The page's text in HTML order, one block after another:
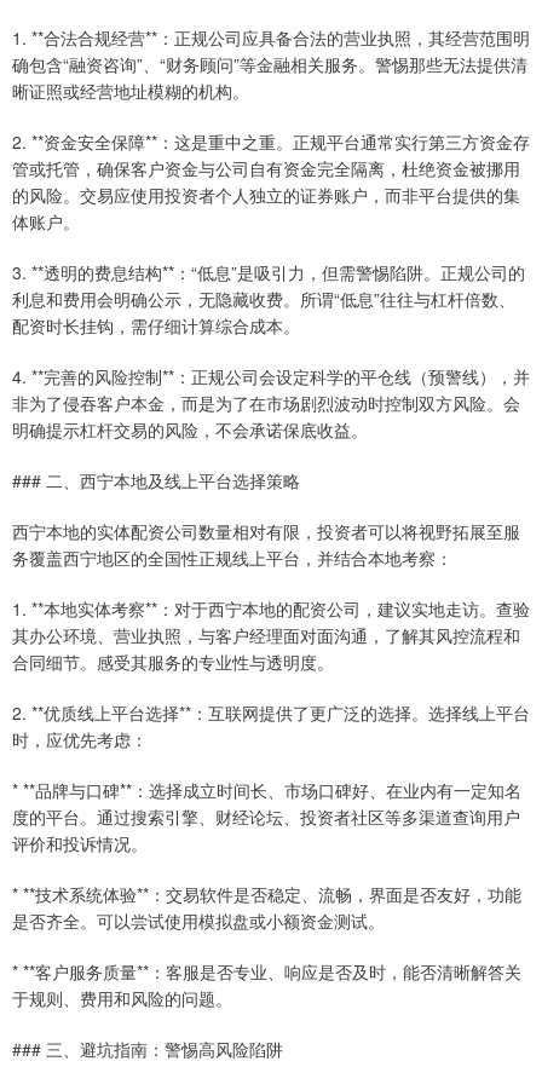
1. **合法合规经营**：正规公司应具备合法的营业执照，其经营范围明
确包含“融资咨询”、“财务顾问”等金融相关服务。警惕那些无法提供清
晰证照或经营地址模糊的机构。
2. **资金安全保障**：这是重中之重。正规平台通常实行第三方资金存
管或托管，确保客户资金与公司自有资金完全隔离，杜绝资金被挪用
的风险。交易应使用投资者个人独立的证券账户，而非平台提供的集
体账户。
3. **透明的费息结构**：“低息”是吸引力，但需警惕陷阱。正规公司的
利息和费用会明确公示，无隐藏收费。所谓“低息”往往与杠杆倍数、
配资时长挂钩，需仔细计算综合成本。
4. **完善的风险控制**：正规公司会设定科学的平仓线（预警线），并
非为了侵吞客户本金，而是为了在市场剧烈波动时控制双方风险。会
明确提示杠杆交易的风险，不会承诺保底收益。
### 二、西宁本地及线上平台选择策略
西宁本地的实体配资公司数量相对有限，投资者可以将视野拓展至服
务覆盖西宁地区的全国性正规线上平台，并结合本地考察：
1. **本地实体考察**：对于西宁本地的配资公司，建议实地走访。查验
其办公环境、营业执照，与客户经理面对面沟通，了解其风控流程和
合同细节。感受其服务的专业性与透明度。
2. **优质线上平台选择**：互联网提供了更广泛的选择。选择线上平台
时，应优先考虑：
* **品牌与口碑**：选择成立时间长、市场口碑好、在业内有一定知名
度的平台。通过搜索引擎、财经论坛、投资者社区等多渠道查询用户
评价和投诉情况。
* **技术系统体验**：交易软件是否稳定、流畅，界面是否友好，功能
是否齐全。可以尝试使用模拟盘或小额资金测试。
* **客户服务质量**：客服是否专业、响应是否及时，能否清晰解答关
于规则、费用和风险的问题。
### 三、避坑指南：警惕高风险陷阱